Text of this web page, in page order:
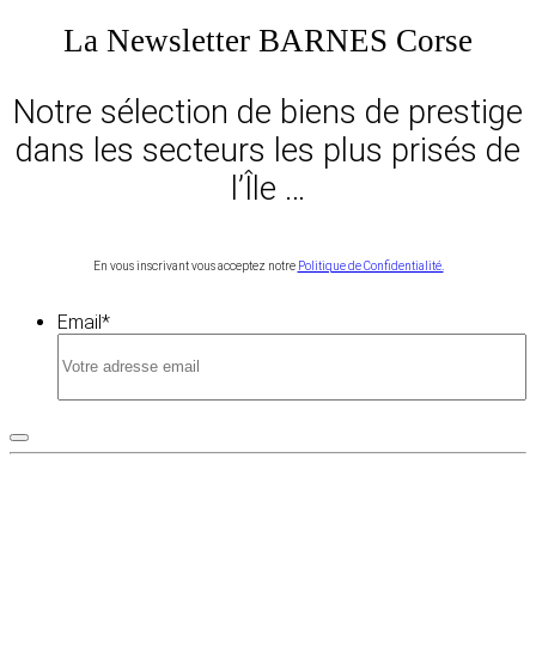
La Newsletter BARNES Corse
Notre sélection de biens de prestige
dans les secteurs les plus prisés de
l’Île …
En vous inscrivant vous acceptez notre Politique de Confidentialité.
Email*